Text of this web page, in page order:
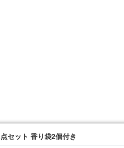
セット 香り袋2個付き
セット 香り袋2個付き